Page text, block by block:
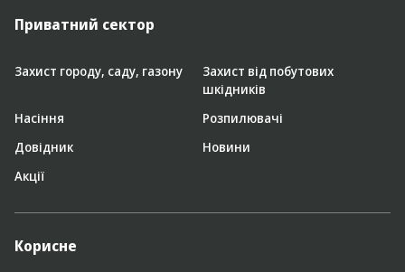
Приватний сектор
Захист городу, саду, газону
Захист від побутових
шкідників
Насіння
Розпилювачі
Довідник
Новини
Акції
Корисне